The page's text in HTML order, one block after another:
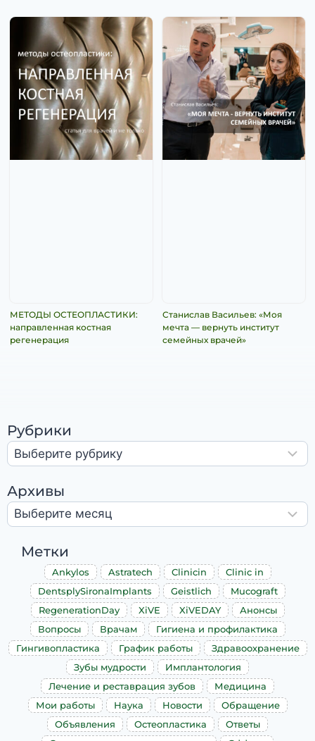
МЕТОДЫ ОСТЕОПЛАСТИКИ:
направленная костная
регенерация
Станислав Васильев: «Моя
мечта — вернуть институт
семейных врачей»
Рубрики
Архивы
Метки
Ankylos Astratech Clinicin
Clinic in
DentsplySironaImplants
Geistlich
Mucograft
RegenerationDay
XiVE XiVEDAY
Анонсы
Вопросы
Врачам
Гигиена и профилактика
Гингивопластика
График работы
Здравоохранение
Зубы мудрости
Имплантология
Лечение и реставрация зубов
Медицина
Мои работы
Наука Новости
Обращение
Объявления
Остеопластика
Ответы